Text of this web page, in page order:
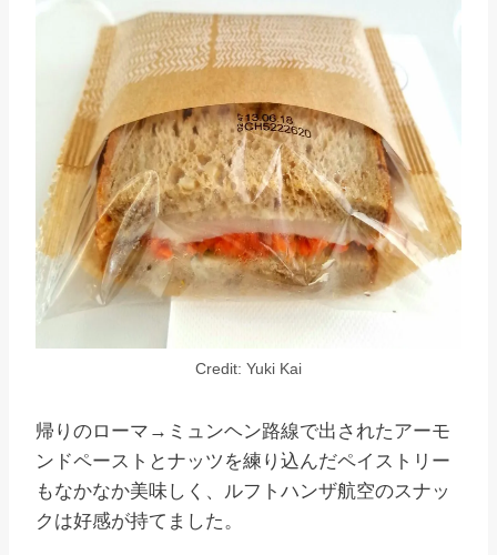
Credit: Yuki Kai
帰りのローマ→ミュンヘン路線で出されたアーモ
ンドペーストとナッツを練り込んだペイストリー
もなかなか美味しく、ルフトハンザ航空のスナッ
クは好感が持てました。